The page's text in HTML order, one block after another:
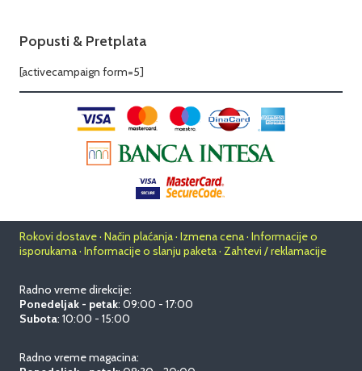
Popusti & Pretplata
[activecampaign form=5]
Rokovi dostave · Način plaćanja · Izmena cena · Informacije o
isporukama · Informacije o slanju paketa · Zahtevi / reklamacije
Radno vreme direkcije:
Ponedeljak - petak: 09:00 - 17:00
Subota: 10:00 - 15:00
Radno vreme magacina: